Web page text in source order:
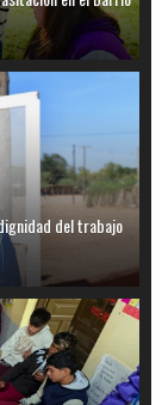
del trabajo